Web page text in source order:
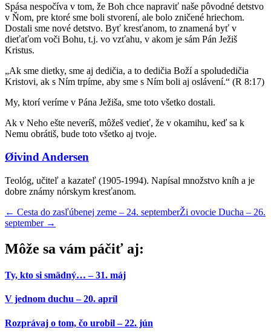
Spása nespočíva v tom, že Boh chce napraviť naše pôvodné detstvo
v Ňom, pre ktoré sme boli stvorení, ale bolo zničené hriechom.
Dostali sme nové detstvo. Byť kresťanom, to znamená byť v
dieťaťom voči Bohu, t.j. vo vzťahu, v akom je sám Pán Ježiš
Kristus.
„Ak sme dietky, sme aj dedičia, a to dedičia Boží a spoludedičia
Kristovi, ak s Ním trpíme, aby sme s Ním boli aj oslávení.“ (R 8:17)
My, ktorí veríme v Pána Ježiša, sme toto všetko dostali.
Ak v Neho ešte neveríš, môžeš vedieť, že v okamihu, keď sa k
Nemu obrátiš, bude toto všetko aj tvoje.
Øivind Andersen
Teológ, učiteľ a kazateľ (1905-1994). Napísal množstvo kníh a je
dobre známy nórskym kresťanom.
← Cesta do zasľúbenej zeme – 24. septemberŽi ovocie Ducha – 26.
september →
Môže sa vám páčiť aj:
Ty, kto si smädný… – 31. máj
V jednom duchu – 20. apríl
Rozprávaj o tom, čo urobil – 22. jún